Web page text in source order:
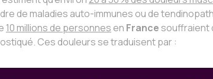
de maladies auto-immunes ou de
10 millions de personnes en France souffraient
Ces douleurs se traduisent par :